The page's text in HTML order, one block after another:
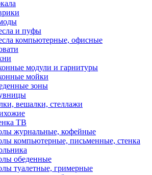
и пуфы
компьютерные, офисные
модули и гарнитуры
мойки
зоны
вешалки, стеллажи
ТВ
журнальные, кофейные
компьютерные, письменные, стенка
обеденные
туалетные, гримерные